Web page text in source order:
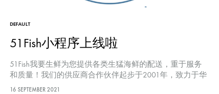
DEFAULT
51Fish小程序上线啦
51Fish我要生鲜为您提供各类生猛海鲜的配送，重于服务
和质量！我们的供应商合作伙伴起步于2001年，致力于华
人生鲜的发展。 看到了我们，就不用再去4点排队
16 SEPTEMBER 2021